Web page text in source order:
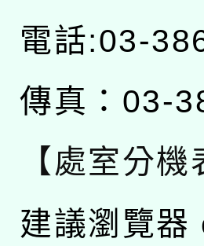
電話:03-
傳真：03-
【處室分機
建議瀏覽器